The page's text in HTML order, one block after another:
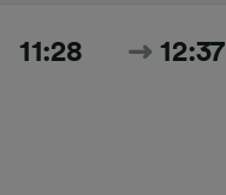
11:28 12:37